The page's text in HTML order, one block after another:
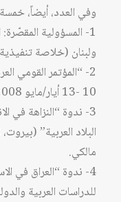
وفي العدد، أيضاً،
1- المسؤولية
ولبنان (خلاصة
2- “المؤتمر القومي
10 -13 أيار/مايو 2008) لـ / رحاب مكحل.
3- ندوة “النزاهة في
مالكي.
4- ندوة “العراق في